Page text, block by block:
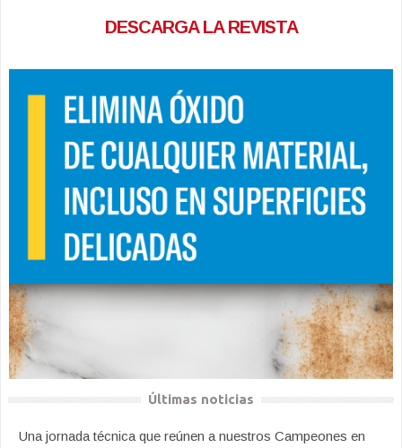
DESCARGA LA REVISTA
Últimas noticias
Una jornada técnica que reúnen a nuestros Campeones en